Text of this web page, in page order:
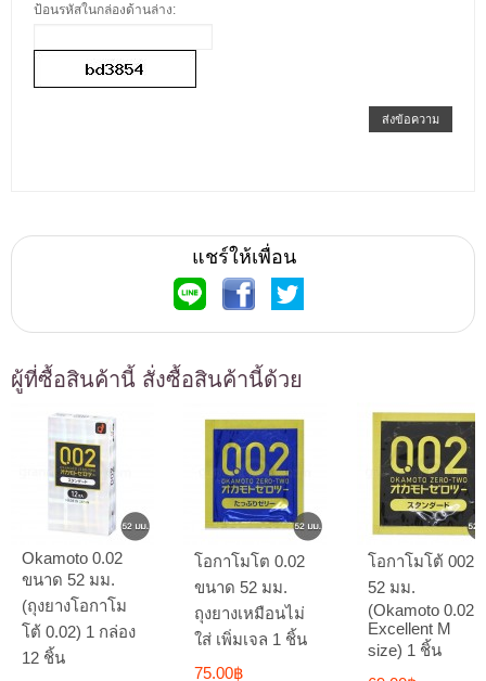
ป้อนรหัสในกล่องด้านล่าง:
ส่งข้อความ
แชร์ให้เพื่อน
ผู้ที่ซื้อสินค้านี้ สั่งซื้อสินค้านี้ด้วย
Okamoto 0.02
ขนาด 52 มม.
(ถุงยางโอกาโม
โต้ 0.02) 1 กล่อง
12 ชิ้น
โอกาโมโต 0.02
ขนาด 52 มม.
ถุงยางเหมือนไม่
ใส่ เพิ่มเจล 1 ชิ้น
75.00฿
โอกาโมโต้ 002
52 มม.
(Okamoto 0.02
Excellent M
size) 1 ชิ้น